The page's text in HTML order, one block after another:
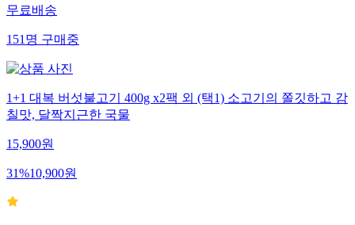
무료배송
151명구매중
1+1 대복 버섯불고기 400g x2팩 외 (택1) 소고기의 쫄깃하고 감
칠맛, 달짝지근한 국물
15,900원
31%10,900원